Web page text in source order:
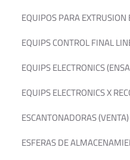
EQUIPOS PARA EXTRUSION
EQUIPS CONTROL FINAL
EQUIPS ELECTRONICS
EQUIPS ELECTRONICS X
ESCANTONADORAS (VENTA)
ESFERAS DE